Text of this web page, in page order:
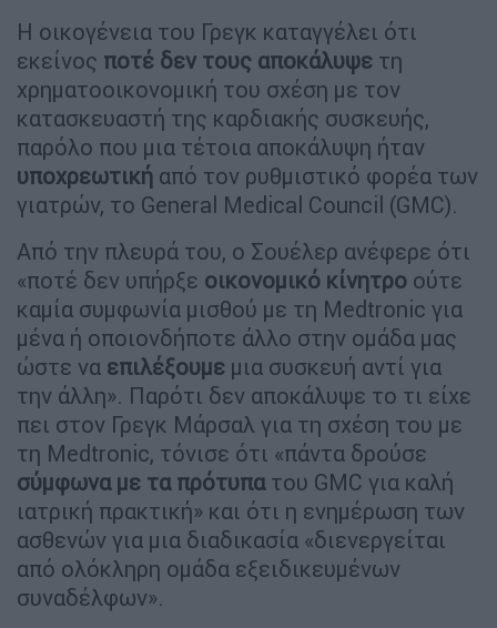
Η οικογένεια του Γρεγκ καταγγέλει ότι
εκείνος ποτέ δεν τους αποκάλυψε τη
χρηματοοικονομική του σχέση με τον
κατασκευαστή της καρδιακής συσκευής,
παρόλο που μια τέτοια αποκάλυψη ήταν
υποχρεωτική από τον ρυθμιστικό φορέα των
γιατρών, το General Medical Council (GMC).
Από την πλευρά του, ο Σουέλερ ανέφερε ότι
«ποτέ δεν υπήρξε οικονομικό κίνητρο ούτε
καμία συμφωνία μισθού με τη Medtronic για
μένα ή οποιονδήποτε άλλο στην ομάδα μας
ώστε να επιλέξουμε μια συσκευή αντί για
την άλλη». Παρότι δεν αποκάλυψε το τι είχε
πει στον Γρεγκ Μάρσαλ για τη σχέση του με
τη Medtronic, τόνισε ότι «πάντα δρούσε
σύμφωνα με τα πρότυπατου GMC για καλή
ιατρική πρακτική» και ότι η ενημέρωση των
ασθενών για μια διαδικασία «διενεργείται
από ολόκληρη ομάδα εξειδικευμένων
συναδέλφων».